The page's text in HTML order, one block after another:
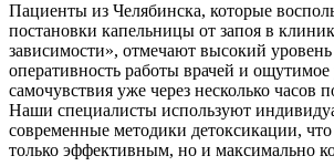
Пациенты из Челябинска, которые
постановки капельницы от запоя в
зависимости», отмечают высокий
оперативность работы врачей и
самочувствия уже через несколько часов
Наши специалисты используют
современные методики детоксикации, что
только эффективным, но и максимально